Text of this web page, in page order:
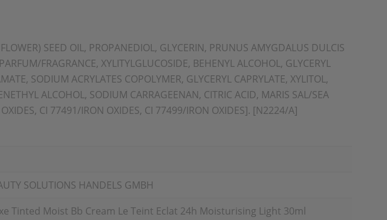
SEED OIL, PROPANEDIOL, GLYCERIN, PRUNUS AMYGDALUS DULCIS
FRAGRANCE, XYLITYLGLUCOSIDE, BEHENYL ALCOHOL, GLYCERYL
SODIUM ACRYLATES COPOLYMER, GLYCERYL CAPRYLATE, XYLITOL,
ALCOHOL, SODIUM CARRAGEENAN, CITRIC ACID, MARIS SAL/SEA
CI 77491/IRON OXIDES, CI 77499/IRON OXIDES]. [N2224/A]
SOLUTIONS HANDELS GMBH
Tinted Moist Bb Cream Le Teint Eclat 24h Moisturising Light 30ml